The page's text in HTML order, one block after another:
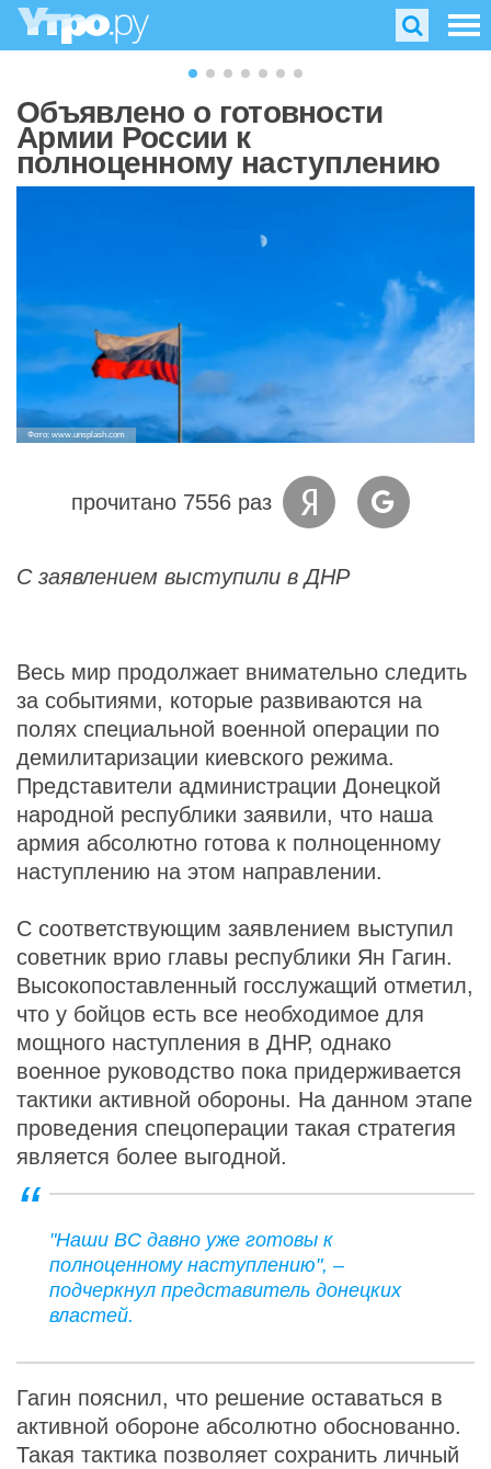
Объявлено о готовности
Армии России к
полноценному наступлению
Фото: www.unsplash.com
прочитано 7556 раз
С заявлением выступили в ДНР
Весь мир продолжает внимательно следить
за событиями, которые развиваются на
полях специальной военной операции по
демилитаризации киевского режима.
Представители администрации Донецкой
народной республики заявили, что наша
армия абсолютно готова к полноценному
наступлению на этом направлении.
С соответствующим заявлением выступил
советник врио главы республики Ян Гагин.
Высокопоставленный госслужащий отметил,
что у бойцов есть все необходимое для
мощного наступления в ДНР, однако
военное руководство пока придерживается
тактики активной обороны. На данном этапе
проведения спецоперации такая стратегия
является более выгодной.
"Наши ВС давно уже готовы к
полноценному наступлению", –
подчеркнул представитель донецких
властей.
Гагин пояснил, что решение оставаться в
активной обороне абсолютно обоснованно.
Такая тактика позволяет сохранить личный